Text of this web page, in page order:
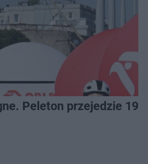
Peleton przejedzie